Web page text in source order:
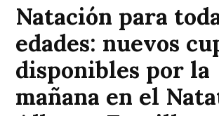
Natación para
edades: nuevos
disponibles por la
mañana en el